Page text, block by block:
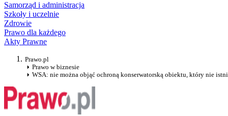
Samorząd i administracja
Szkoły i uczelnie
Zdrowie
Prawo dla każdego
Akty Prawne
Prawo.pl
Prawo w biznesie
WSA: nie można objąć ochroną konserwatorską obiektu, który nie